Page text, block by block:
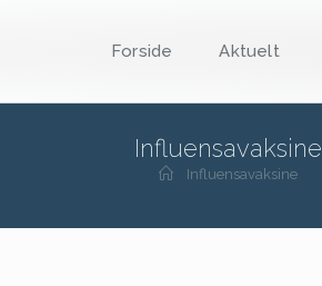
Forside Aktuelt
Influensavaksine
Influensavaksine